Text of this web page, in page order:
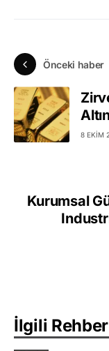
Önceki haber
8 EKIM
Kurumsal
İlgili